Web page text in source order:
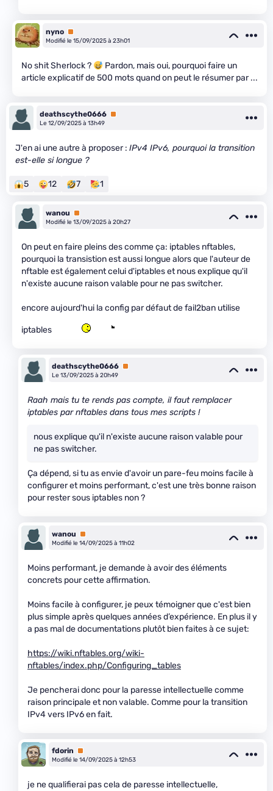
nyno Premium
Modifié le 15/09/2025 à 23h01
No shit Sherlock ?
Pardon, mais oui, pourquoi faire un
article explicatif de 500 mots quand on peut le résumer par ...
deathscythe0666 Premium
Le 12/09/2025 à 13h49
J'en ai une autre à proposer : IPv4 IPv6, pourquoi la transition
est-elle si longue ?
5 12 7 1
wanou
Premium
Modifié le 13/09/2025 à 20h27
On peut en faire pleins des comme ça: iptables nftables,
pourquoi la transistion est aussi longue alors que l'auteur de
nftable est également celui d'iptables et nous explique qu'il
n'existe aucune raison valable pour ne pas switcher.
encore aujourd'hui la config par défaut de fail2ban utilise
iptables
deathscythe0666 Premium
Le 13/09/2025 à 20h49
Raah mais tu te rends pas compte, il faut remplacer
iptables par nftables dans tous mes scripts !
nous explique qu'il n'existe aucune raison valable pour
ne pas switcher.
Ça dépend, si tu as envie d'avoir un pare-feu moins facile à
configurer et moins performant, c'est une très bonne raison
pour rester sous iptables non ?
wanou
Premium
Modifié le 14/09/2025 à 11h02
Moins performant, je demande à avoir des éléments
concrets pour cette affirmation.
Moins facile à configurer, je peux témoigner que c'est bien
plus simple après quelques années d’expérience. En plus il y
a pas mal de documentations plutôt bien faites à ce sujet:
https://wiki.nftables.org/wiki-
nftables/index.php/Configuring_tables
Je pencherai donc pour la paresse intellectuelle comme
raison principale et non valable. Comme pour la transition
IPv4 vers IPv6 en fait.
fdorin
Premium
Modifié le 14/09/2025 à 12h53
je ne qualifierai pas cela de paresse intellectuelle,